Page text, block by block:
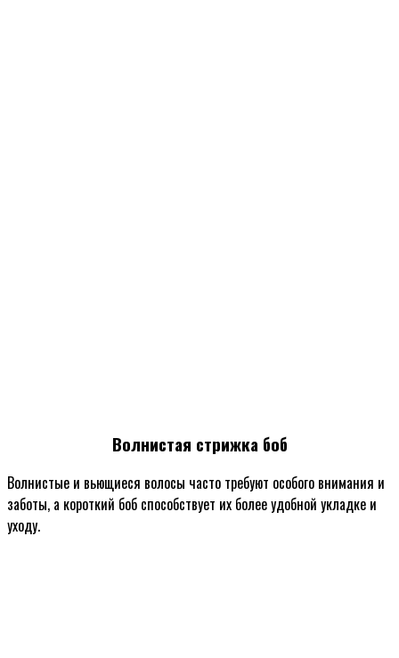
Волнистая стрижка боб
Волнистые и вьющиеся волосы часто требуют особого внимания и
заботы, а короткий боб способствует их более удобной укладке и
уходу.